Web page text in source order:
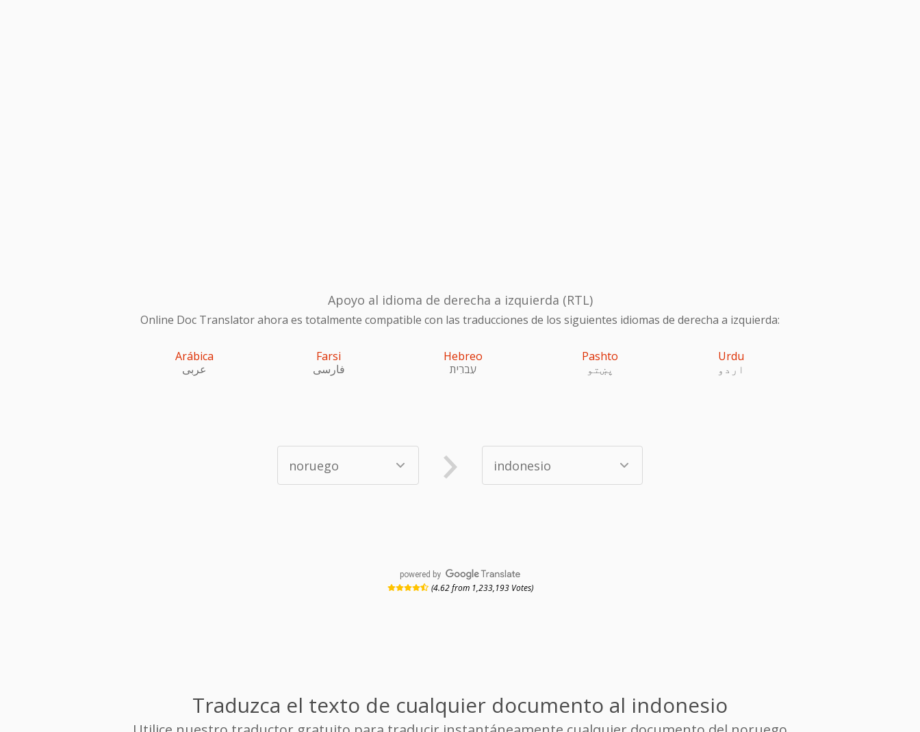
Apoyo al idioma de derecha a izquierda (RTL)
Online Doc Translator ahora es totalmente compatible con las traducciones de los siguientes idiomas de derecha a izquierda:
Arábica
عربى
Farsi
فارسی
Hebreo
עִברִית
Pashto
پښتو
Urdu
اردو
powered by
(4.62 from 1,233,193 Votes)
Traduzca el texto de cualquier documento al indonesio